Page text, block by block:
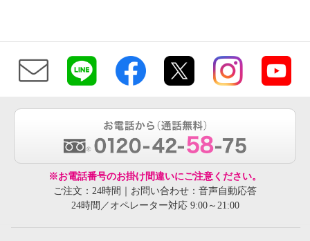
※お電話番号のお掛け間違いにご注意ください。
ご注文：24時間｜お問い合わせ：音声自動応答
24時間／オペレーター対応 9:00～21:00